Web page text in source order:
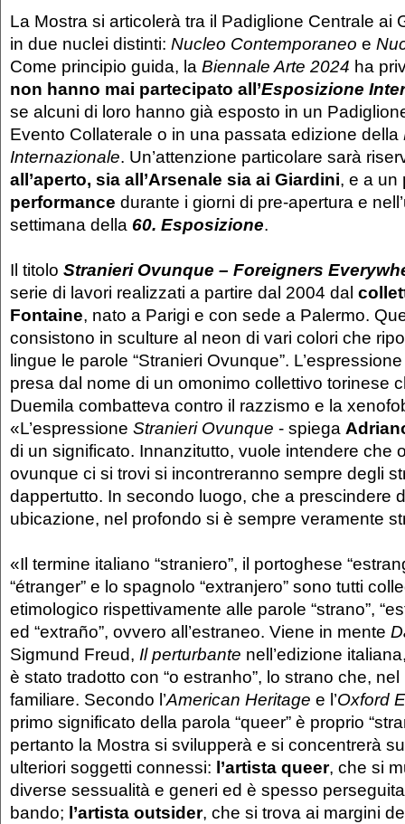
La Mostra si articolerà tra il Padiglione Centrale ai
in due nuclei distinti: Nucleo Contemporaneo e
Come principio guida, la Biennale Arte 2024 ha
non hanno mai partecipato all’Esposizione
se alcuni di loro hanno già esposto in un
Evento Collaterale o in una passata edizione della
Internazionale. Un’attenzione particolare sarà
all’aperto, sia all’Arsenale sia ai Giardini, e a un
performance durante i giorni di pre-apertura e
settimana della 60. Esposizione.
Il titolo Stranieri Ovunque – Foreigners
serie di lavori realizzati a partire dal 2004 dal
Fontaine, nato a Parigi e con sede a Palermo.
consistono in sculture al neon di vari colori che
lingue le parole “Stranieri Ovunque”.
presa dal nome di un omonimo collettivo torinese
Duemila combatteva contro il razzismo e la
«L’espressione Stranieri Ovunque - spiega
di un significato. Innanzitutto, vuole intendere che
ovunque ci si trovi si incontreranno sempre degli
dappertutto. In secondo luogo, che a prescindere
ubicazione, nel profondo si è sempre veramente
«Il termine italiano “straniero”, il portoghese
“étranger” e lo spagnolo “extranjero” sono tutti
etimologico rispettivamente alle parole “strano”,
ed “extraño”, ovvero all’estraneo. Viene in mente
Sigmund Freud, Il perturbante nell’edizione
è stato tradotto con “o estranho”, lo strano che,
familiare. Secondo l’American Heritage e l’Oxford
primo significato della parola “queer” è proprio
pertanto la Mostra si svilupperà e si concentrerà
ulteriori soggetti connessi: l’artista queer, che si
diverse sessualità e generi ed è spesso
bando; l’artista outsider, che si trova ai margini